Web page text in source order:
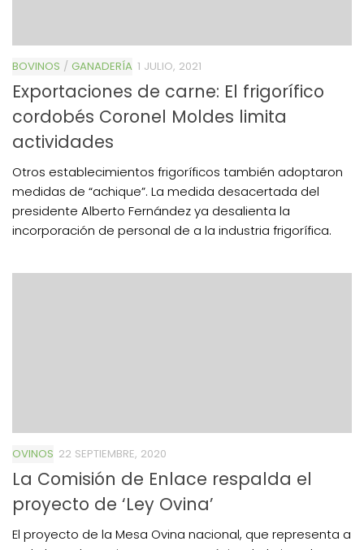
BOVINOS / GANADERÍA 1 JULIO, 2021
Exportaciones de carne: El frigorífico
cordobés Coronel Moldes limita
actividades
Otros establecimientos frigoríficos también adoptaron
medidas de “achique”. La medida desacertada del
presidente Alberto Fernández ya desalienta la
incorporación de personal de a la industria frigorífica.
OVINOS 22 SEPTIEMBRE, 2020
La Comisión de Enlace respalda el
proyecto de ‘Ley Ovina’
El proyecto de la Mesa Ovina nacional, que representa a